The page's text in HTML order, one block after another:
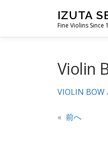
IZUTA
Fine Violins Since
Violin
VIOLIN BOW
« 前へ